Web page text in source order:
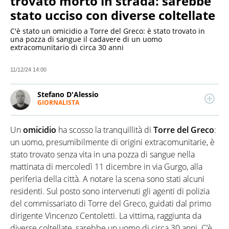
stato ucciso con diverse coltellate
C'è stato un omicidio a Torre del Greco: è stato trovato in
una pozza di sangue il cadavere di un uomo
extracomunitario di circa 30 anni
11/12/24 14:00
Stefano D'Alessio
GIORNALISTA
anche di attualità, cronaca e politica. Ha collaborato
con importanti testate e programmi radio e tv, a
livello nazionale e locale.
Unomicidio ha scosso la tranquillità di Torre del Greco:
un uomo, presumibilmente di origini extracomunitarie, è
stato trovato senza vita in una pozza di sangue nella
mattinata di mercoledì 11 dicembre in via Gurgo, alla
periferia della città. A notare la scena sono stati alcuni
residenti. Sul posto sono intervenuti gli agenti di polizia
del commissariato di Torre del Greco, guidati dal primo
dirigente Vincenzo Centoletti. La vittima, raggiunta da